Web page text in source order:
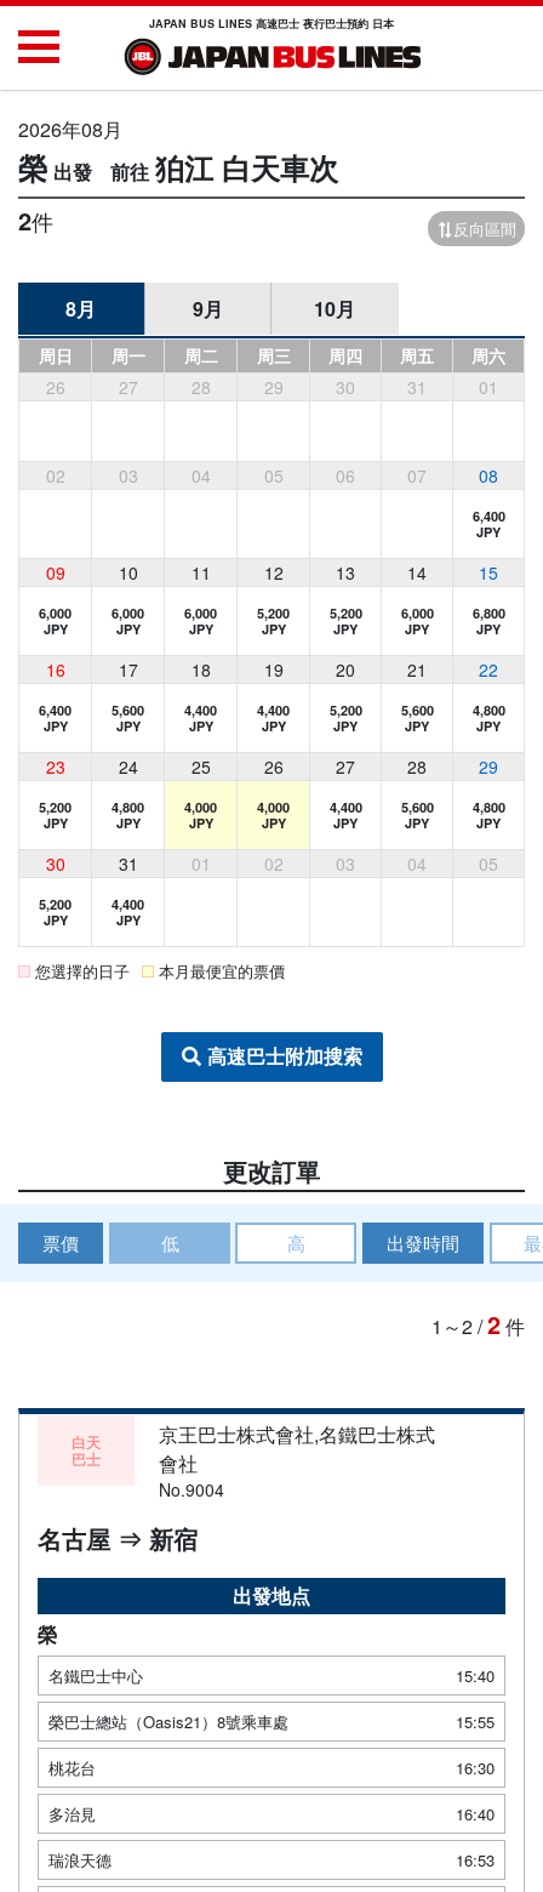
JAPAN BUS LINES 高速巴士 夜行巴士預約 日本
2026年08月
榮 狛江 白天車次
2件 反向區間
8月 9月 10月
周日 周一 周二 周三 周四 周五
周六
26
27 28 29 30 31 01
02 03 04 05 06 07 08
6,400
JPY
09 10 11 12 13 14 15
6,000
JPY
6,000
JPY
6,000
JPY
5,200
JPY
5,200
JPY
6,000
JPY
6,800
JPY
16 17 18 19 20 21 22
6,400
JPY
5,600
JPY
4,400
JPY
4,400
JPY
5,200
JPY
5,600
JPY
4,800
JPY
23 24 25 26 27 28 29
5,200
JPY
4,800
JPY
4,000
JPY
4,000
JPY
4,400
JPY
5,600
JPY
4,800
JPY
30 31 01 02 03 04 05
5,200
JPY
4,400
JPY
您選擇的日子 本月最便宜的票價
高速巴士附加搜索
更改訂單
票價 低 高 出發時間
1～2/2件
白天
巴士
京王巴士株式會社,名鐵巴士株式
會社
No.9004
名古屋 ⇒ 新宿
出發地点
榮
名鐵巴士中心
15:40
榮巴士總站（Oasis21）8號乘車處
15:55
桃花台
16:30
多治見
16:40
瑞浪天德
16:53